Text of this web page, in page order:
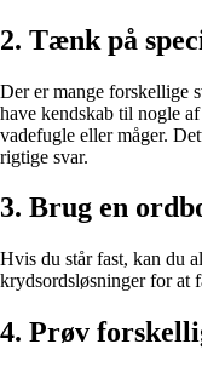
2. Tænk på
Der er mange forskellige
have kendskab til nogle
vadefugle eller måger.
rigtige svar.
3. Brug en
Hvis du står fast, kan du
krydsordsløsninger for at
4. Prøv